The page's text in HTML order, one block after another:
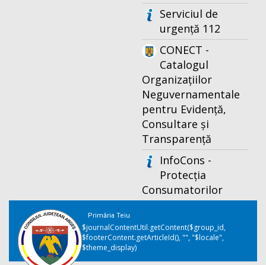
Serviciul de
urgență 112
CONECT -
Catalogul
Organizațiilor
Neguvernamentale
pentru Evidență,
Consultare și
Transparență
InfoCons -
Protecția
Consumatorilor
Primăria Teiu
$journalContentUtil.getContent($group_id,
$footerContent.getArticleId(), "", "$locale",
$theme_display)